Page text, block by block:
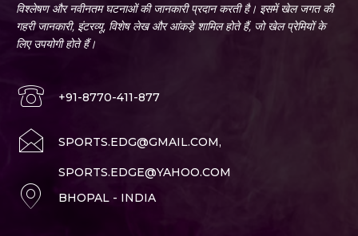
विश्लेषण और नवीनतम घटनाओं की जानकारी प्रदान करती है। इसमें खेल जगत की
गहरी जानकारी, इंटरव्यू, विशेष लेख और आंकड़े शामिल होते हैं, जो खेल प्रेमियों के
लिए उपयोगी होते हैं।
+91-8770-411-877
SPORTS.EDG@GMAIL.COM,
SPORTS.EDGE@YAHOO.COM
BHOPAL - INDIA